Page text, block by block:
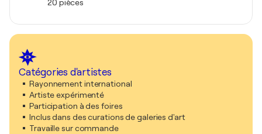
20 pièces
Catégories d'artistes
Rayonnement international
Artiste expérimenté
Participation à des foires
Inclus dans des curations de galeries d'art
Travaille sur commande